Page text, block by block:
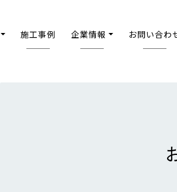
施工事例 企業情報 お問い合わ